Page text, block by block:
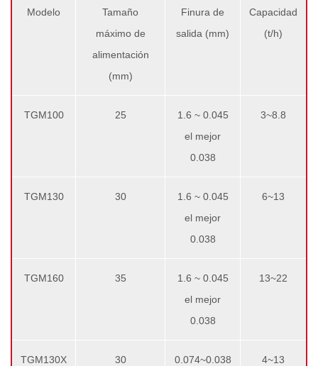
Modelo
Tamaño
máximo de
alimentación
(mm)
Finura de
salida (mm)
Capacidad
(t/h)
TGM100 25
1.6 ~ 0.045
el mejor
0.038
3~8.8
TGM130 30
1.6 ~ 0.045
el mejor
0.038
6~13
TGM160 35
1.6 ~ 0.045
el mejor
0.038
13~22
TGM130X 30 0.074~0.038 4~13